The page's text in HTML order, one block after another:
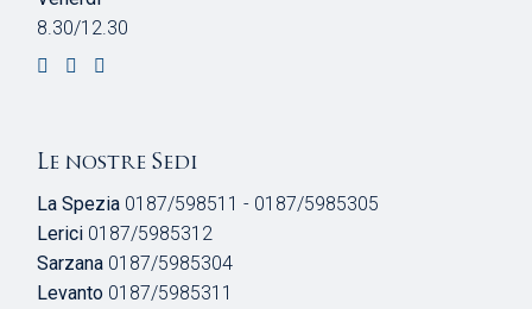
8.30/12.30
Le nostre Sedi
La Spezia 0187/598511 - 0187/5985305
Lerici 0187/5985312
Sarzana 0187/5985304
Levanto 0187/5985311